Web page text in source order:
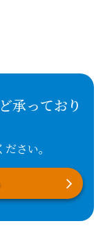
承っており
さい。